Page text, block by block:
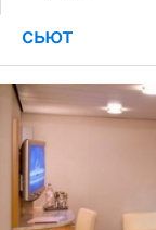
внутренняя
сьют